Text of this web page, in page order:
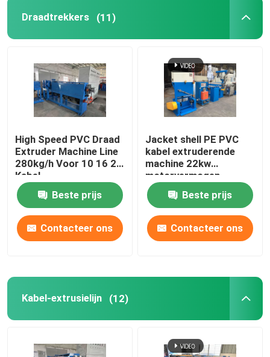
Koperen tapmachine
Koperen upcast machine
kabelspinmachine
koperen lasmachine
Spiraalgeweld buismachine
CCV-lijnen
Draadtrekkers (11)
High Speed PVC Draad
Extruder Machine Line
280kg/h Voor 10 16 25
Kabel
Beste prijs
Contacteer ons
Jacket shell PE PVC
kabel extruderende
machine 22kw
motorvermogen
Beste prijs
Contacteer ons
Kabel-extrusielijn (12)